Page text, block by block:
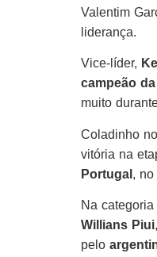
Valentim
liderança.
Vice-líder,
campeão
muito
Coladinho
vitória na
Portugal ,
Na
Willians Piui
pelo